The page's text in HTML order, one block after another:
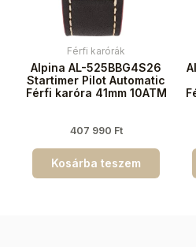
Férfi karórák
Alpina AL-525BBG4S26
Startimer Pilot Automatic
Férfi karóra 41mm 10ATM
407 990 Ft
Kosárba teszem